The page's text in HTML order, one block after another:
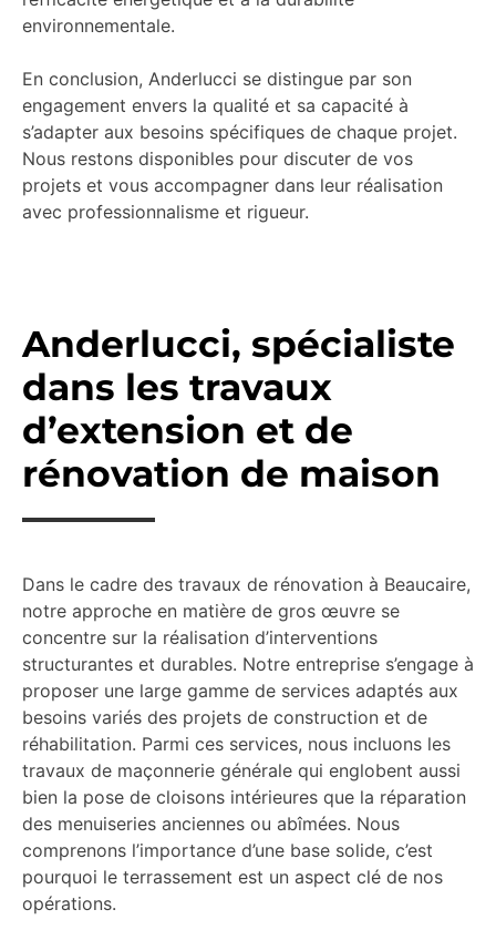
environnementale.
En conclusion, Anderlucci se distingue par son
engagement envers la qualité et sa capacité à
s’adapter aux besoins spécifiques de chaque projet.
Nous restons disponibles pour discuter de vos
projets et vous accompagner dans leur réalisation
avec professionnalisme et rigueur.
Anderlucci, spécialiste
dans les travaux
d’extension et de
rénovation de maison
Dans le cadre des travaux de rénovation à Beaucaire,
notre approche en matière de gros œuvre se
concentre sur la réalisation d’interventions
structurantes et durables. Notre entreprise s’engage à
proposer une large gamme de services adaptés aux
besoins variés des projets de construction et de
réhabilitation. Parmi ces services, nous incluons les
travaux de maçonnerie générale qui englobent aussi
bien la pose de cloisons intérieures que la réparation
des menuiseries anciennes ou abîmées. Nous
comprenons l’importance d’une base solide, c’est
pourquoi le terrassement est un aspect clé de nos
opérations.